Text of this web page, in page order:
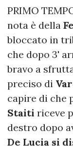
PRIMO
nota è della
bloccato in
che dopo 3'
bravo a
preciso di
capire di che
Staiti riceve
destro dopo
De Lucia si